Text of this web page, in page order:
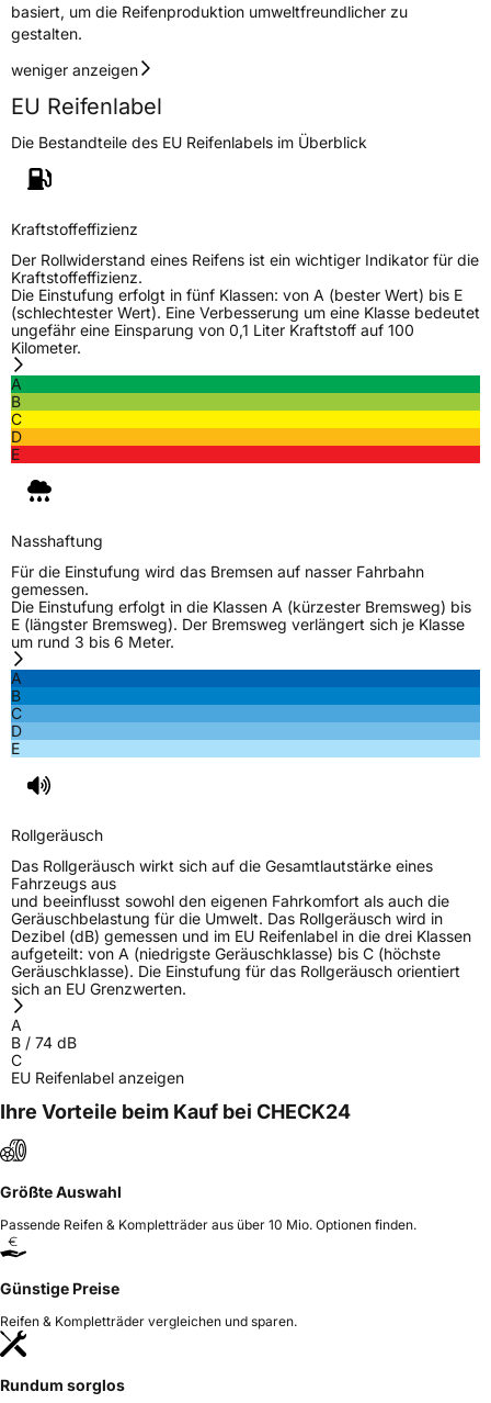
basiert, um die Reifenproduktion umweltfreundlicher zu
gestalten.
weniger anzeigen
EU Reifenlabel
Die Bestandteile des EU Reifenlabels im Überblick
Kraftstoffeffizienz
Der Rollwiderstand eines Reifens ist ein wichtiger Indikator für die
Kraftstoffeffizienz.
Die Einstufung erfolgt in fünf Klassen: von A (bester Wert) bis E
(schlechtester Wert). Eine Verbesserung um eine Klasse bedeutet
ungefähr eine Einsparung von 0,1 Liter Kraftstoff auf 100
Kilometer.
A
B
C
D
E
Nasshaftung
Für die Einstufung wird das Bremsen auf nasser Fahrbahn
gemessen.
Die Einstufung erfolgt in die Klassen A (kürzester Bremsweg) bis
E (längster Bremsweg). Der Bremsweg verlängert sich je Klasse
um rund 3 bis 6 Meter.
A
B
C
D
E
Rollgeräusch
Das Rollgeräusch wirkt sich auf die Gesamtlautstärke eines
Fahrzeugs aus
und beeinflusst sowohl den eigenen Fahrkomfort als auch die
Geräuschbelastung für die Umwelt. Das Rollgeräusch wird in
Dezibel (dB) gemessen und im EU Reifenlabel in die drei Klassen
aufgeteilt: von A (niedrigste Geräuschklasse) bis C (höchste
Geräuschklasse). Die Einstufung für das Rollgeräusch orientiert
sich an EU Grenzwerten.
A
B / 74 dB
C
EU Reifenlabel anzeigen
Ihre Vorteile beim Kauf bei CHECK24
Größte Auswahl
Passende Reifen & Kompletträder aus über 10 Mio. Optionen finden.
Günstige Preise
Reifen & Kompletträder vergleichen und sparen.
Rundum sorglos